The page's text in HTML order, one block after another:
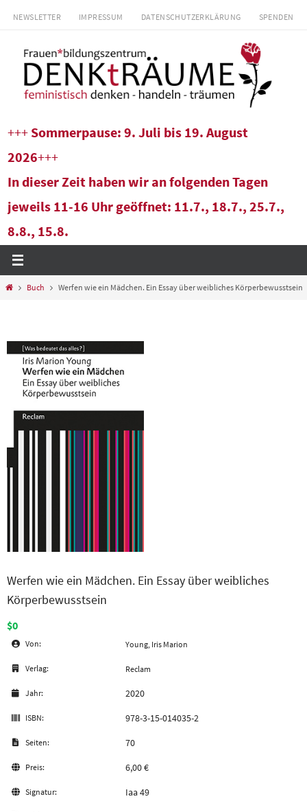
Zum
springen
NEWSLETTER IMPRESSUM DATENSCHUTZERKLÄRUNG SPENDEN
+++ Sommerpause: 9. Juli bis 19. August
2026+++
In dieser Zeit haben wir an folgenden Tagen
jeweils 11-16 Uhr geöffnet: 11.7., 18.7., 25.7.,
8.8., 15.8.
StartBuch Werfen wie ein Mädchen. Ein Essay über weibliches Körperbewusstsein
Werfen wie ein Mädchen. Ein Essay über weibliches
Körperbewusstsein
$0
Von: Young, Iris Marion
Verlag: Reclam
Jahr: 2020
ISBN: 978-3-15-014035-2
Seiten: 70
Preis: 6,00 €
Signatur: Iaa 49